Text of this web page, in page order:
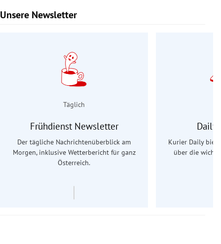
Unsere Newsletter
Slide 1 von 9
Täglich
Frühdienst Newsletter
Der tägliche Nachrichtenüberblick am
Morgen, inklusive Wetterbericht für ganz
Österreich.
Daily
Kurier Daily
über die